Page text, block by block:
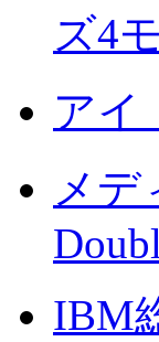
ズ4
アイ
メデ
IBM